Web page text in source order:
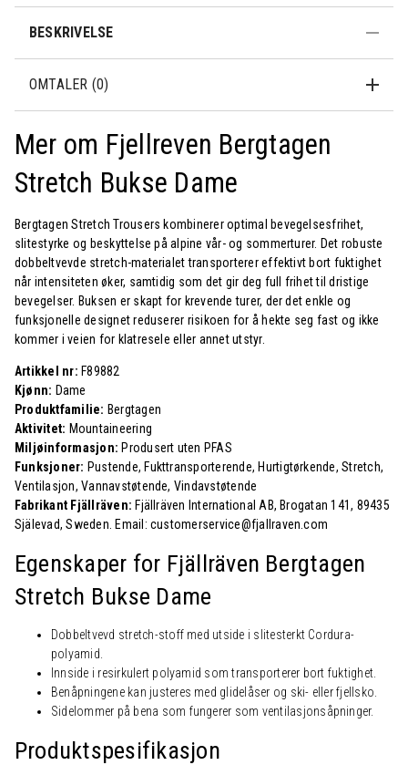
BESKRIVELSE
OMTALER (0)
Mer om Fjellreven Bergtagen
Stretch Bukse Dame
Bergtagen Stretch Trousers kombinerer optimal bevegelsesfrihet,
slitestyrke og beskyttelse på alpine vår- og sommerturer. Det robuste
dobbeltvevde stretch-materialet transporterer effektivt bort fuktighet
når intensiteten øker, samtidig som det gir deg full frihet til dristige
bevegelser. Buksen er skapt for krevende turer, der det enkle og
funksjonelle designet reduserer risikoen for å hekte seg fast og ikke
kommer i veien for klatresele eller annet utstyr.
Artikkel nr: F89882
Kjønn: Dame
Produktfamilie: Bergtagen
Aktivitet: Mountaineering
Miljøinformasjon: Produsert uten PFAS
Funksjoner: Pustende, Fukttransporterende, Hurtigtørkende, Stretch,
Ventilasjon, Vannavstøtende, Vindavstøtende
Fabrikant Fjällräven: Fjällräven International AB, Brogatan 141, 89435
Själevad, Sweden. Email: customerservice@fjallraven.com
Egenskaper for Fjällräven Bergtagen
Stretch Bukse Dame
Dobbeltvevd stretch-stoff med utside i slitesterkt Cordura-
polyamid.
Innside i resirkulert polyamid som transporterer bort fuktighet.
Benåpningene kan justeres med glidelåser og ski- eller fjellsko.
Sidelommer på bena som fungerer som ventilasjonsåpninger.
Produktspesifikasjon